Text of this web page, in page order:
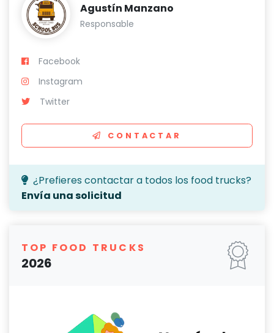
Agustín Manzano
Responsable
Facebook
Instagram
Twitter
CONTACTAR
¿Prefieres contactar a todos los food trucks?
Envía una solicitud
TOP FOOD TRUCKS
2026